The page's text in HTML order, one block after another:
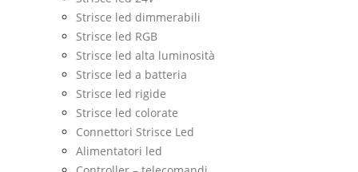
Strisce led dimmerabili
Strisce led RGB
Strisce led alta luminosità
Strisce led a batteria
Strisce led rigide
Strisce led colorate
Connettori Strisce Led
Alimentatori led